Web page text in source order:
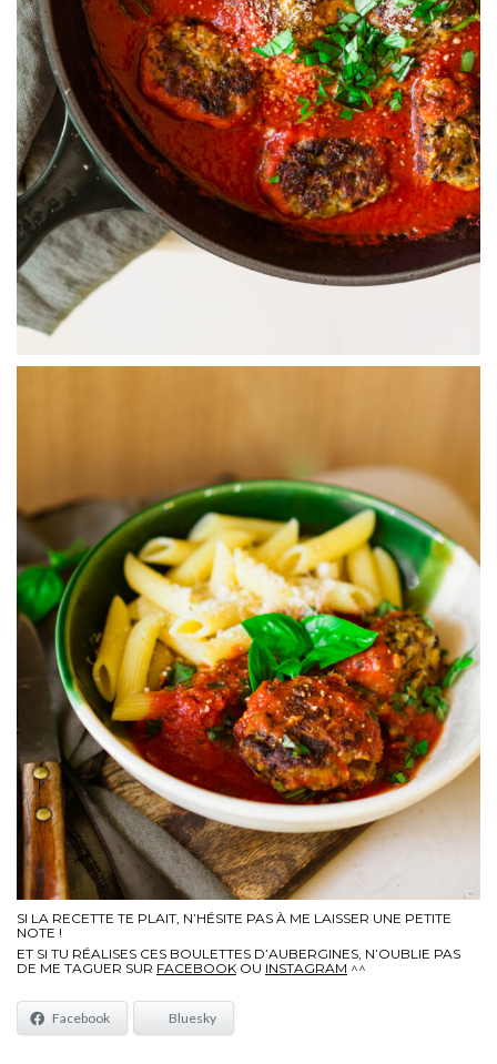
SI LA RECETTE TE PLAIT, N’HÉSITE PAS À ME LAISSER UNE PETITE
NOTE !
ET SI TU RÉALISES CES BOULETTES D’AUBERGINES, N’OUBLIE PAS
DE ME TAGUER SUR FACEBOOK OU INSTAGRAM ^^
Facebook Bluesky